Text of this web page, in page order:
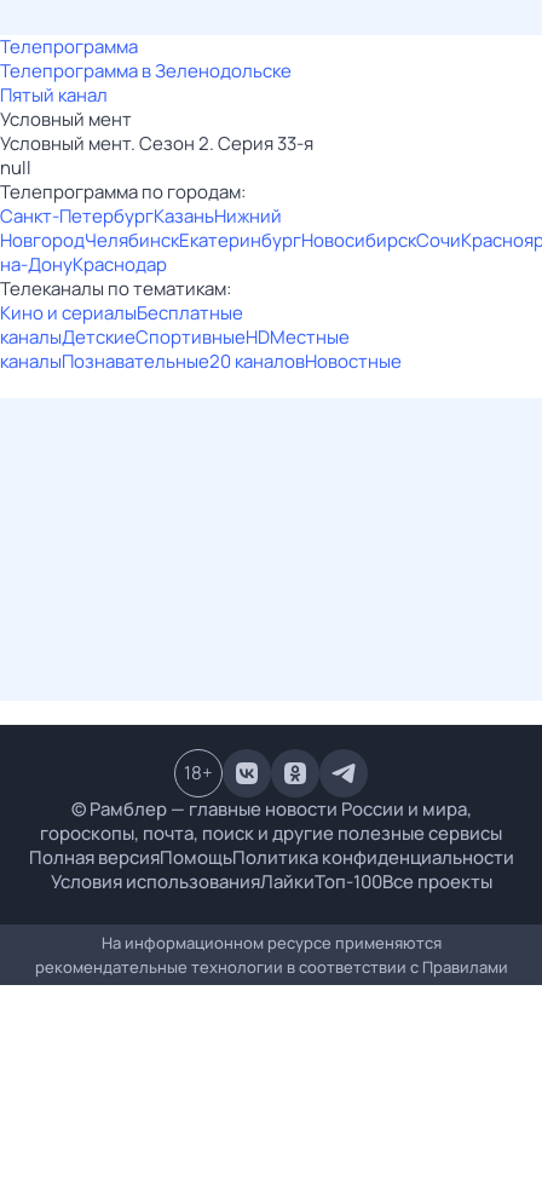
Телепрограмма
Телепрограмма в Зеленодольске
Пятый канал
Условный мент
Условный мент. Сезон 2. Серия 33-я
null
Телепрограмма по городам:
Санкт-ПетербургКазаньНижний
НовгородЧелябинскЕкатеринбургНовосибирскСочи
на-ДонуКраснодар
Телеканалы по тематикам:
Кино и сериалыБесплатные
каналыДетскиеСпортивныеHDМестные
каналыПознавательные20 каналовНовостные
© Рамблер — главные новости России и мира,
гороскопы, почта, поиск и другие полезные сервисы
Полная версияПомощьПолитика конфиденциальности
Условия использованияЛайкиТоп-100Все проекты
18+
На информационном ресурсе применяются
рекомендательные технологии в соответствии с Правилами